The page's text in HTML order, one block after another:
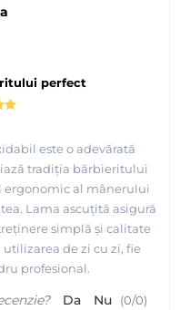
perfect
este o adevărată
tradiția bărbieritului
ergonomic al mânerului
Lama ascuțită asigură
simplă și calitate
de zi cu zi, fie
profesional.
Da Nu (0/0)